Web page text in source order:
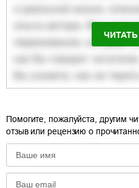
Помогите, пожалуйста, другим
отзыв или рецензию о